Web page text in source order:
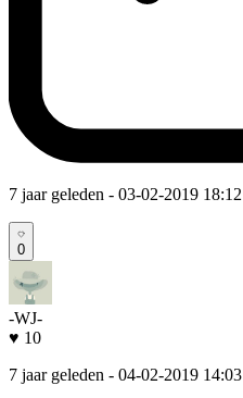
7 jaar geleden - 03-02-2019 18:12
0
-WJ-
♥ 10
7 jaar geleden - 04-02-2019 14:03